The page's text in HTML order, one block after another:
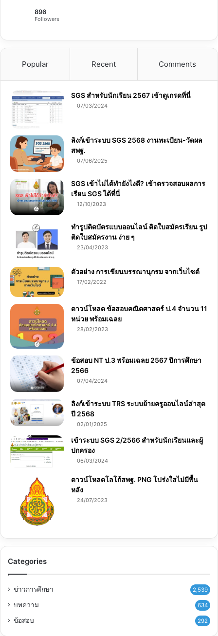
896
Followers
Popular Recent Comments
SGS สําหรับนักเรียน 2567 เข้าดูเกรดที่นี่
07/03/2024
ลิงก์เข้าระบบ SGS 2568 งานทะเบียน-วัดผล
สพฐ.
07/06/2025
SGS เข้าไม่ได้ทำยังไงดี? เข้าตรวจสอบผลการ
เรียน SGS ได้ที่นี่
12/10/2023
ทำรูปติดบัตรแบบออนไลน์ ติดใบสมัครเรียน รูป
ติดใบสมัครงาน ง่าย ๆ
23/04/2023
ตัวอย่าง การเขียนบรรณานุกรม จากเว็บไซต์
17/02/2022
ดาวน์โหลด ข้อสอบคณิตศาสตร์ ป.4 จำนวน 11
หน่วย พร้อมเฉลย
28/02/2023
ข้อสอบ NT ป.3 พร้อมเฉลย 2567 ปีการศึกษา
2566
07/04/2024
ลิงก์เข้าระบบ TRS ระบบย้ายครูออนไลน์ล่าสุด
ปี 2568
02/01/2025
เข้าระบบ SGS 2/2566 สำหรับนักเรียนและผู้
ปกครอง
06/03/2024
ดาวน์โหลดโลโก้สพฐ. PNG โปร่งใสไม่มีพื้น
หลัง
24/07/2023
Categories
ข่าวการศึกษา 2,539
บทความ 634
ข้อสอบ 292